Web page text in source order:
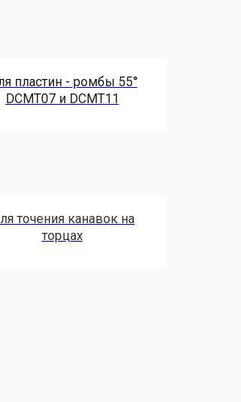
пластин - ромбы 55°
DCMT07 и DCMT11
точения канавок на
торцах